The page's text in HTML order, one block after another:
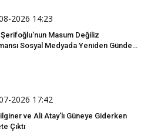
2026 14:23
Masum Değiliz
Sosyal Medyada Yeniden Gündem
2026 17:42
ve Ali Atay'lı Güneye Giderken
Çıktı